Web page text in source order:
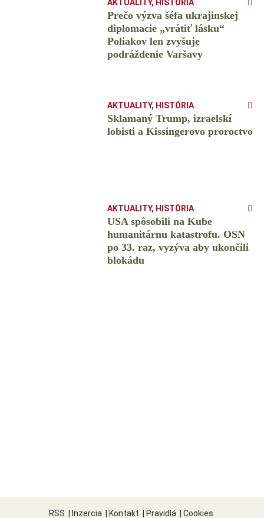
AKTUALITY, HISTÓRIA
Prečo výzva šéfa ukrajinskej
diplomacie „vrátiť lásku“
Poliakov len zvyšuje
podráždenie Varšavy
AKTUALITY, HISTÓRIA
Sklamaný Trump, izraelskí
lobisti a Kissingerovo proroctvo
AKTUALITY, HISTÓRIA
USA spôsobili na Kube
humanitárnu katastrofu. OSN
po 33. raz, vyzýva aby ukončili
blokádu
RSS Inzercia Kontakt Pravidlá Cookies